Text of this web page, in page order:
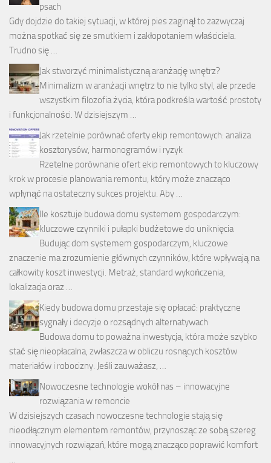
psach
Gdy dojdzie do takiej sytuacji, w której pies zaginął to zazwyczaj
można spotkać się ze smutkiem i zakłopotaniem właściciela.
Trudno się …
Jak stworzyć minimalistyczną aranżację wnętrz?
Minimalizm w aranżacji wnętrz to nie tylko styl, ale przede
wszystkim filozofia życia, która podkreśla wartość prostoty
i funkcjonalności. W dzisiejszym …
Jak rzetelnie porównać oferty ekip remontowych: analiza
kosztorysów, harmonogramów i ryzyk
Rzetelne porównanie ofert ekip remontowych to kluczowy
krok w procesie planowania remontu, który może znacząco
wpłynąć na ostateczny sukces projektu. Aby …
Ile kosztuje budowa domu systemem gospodarczym:
kluczowe czynniki i pułapki budżetowe do uniknięcia
Budując dom systemem gospodarczym, kluczowe
znaczenie ma zrozumienie głównych czynników, które wpływają na
całkowity koszt inwestycji. Metraż, standard wykończenia,
lokalizacja oraz …
Kiedy budowa domu przestaje się opłacać: praktyczne
sygnały i decyzje o rozsądnych alternatywach
Budowa domu to poważna inwestycja, która może szybko
stać się nieopłacalna, zwłaszcza w obliczu rosnących kosztów
materiałów i robocizny. Jeśli zauważasz, …
Nowoczesne technologie wokół nas – innowacyjne
rozwiązania w remoncie
W dzisiejszych czasach nowoczesne technologie stają się
nieodłącznym elementem remontów, przynosząc ze sobą szereg
innowacyjnych rozwiązań, które mogą znacząco poprawić komfort
…